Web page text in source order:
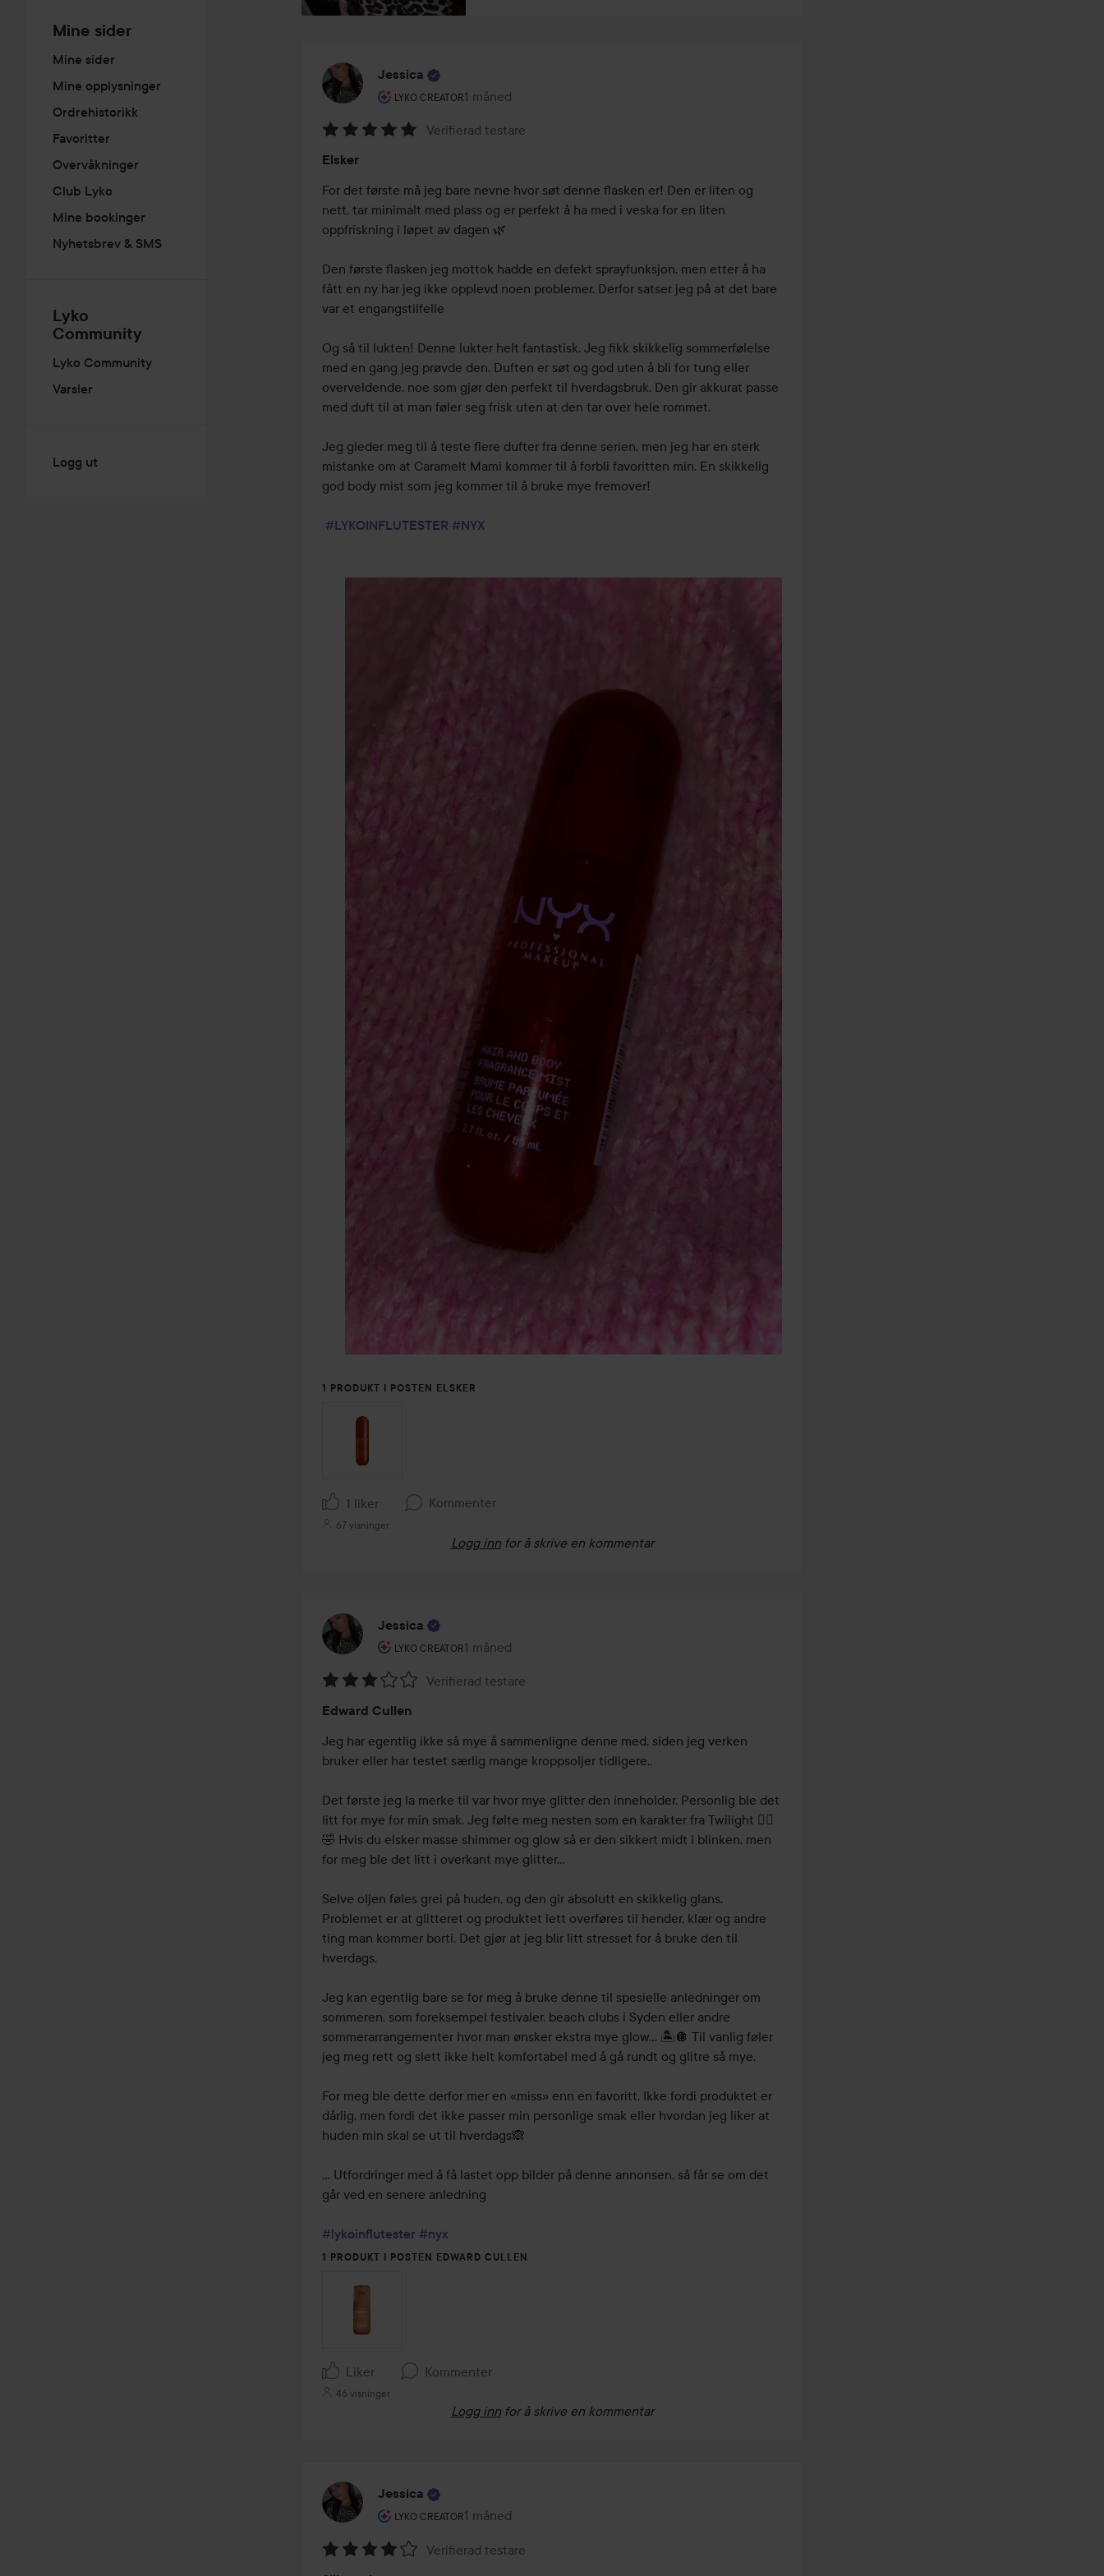
Mine sider
Mine sider
Mine opplysninger
Ordrehistorikk
Favoritter
Overvåkninger
Club Lyko
Mine bookinger
Nyhetsbrev & SMS
Lyko
Community
Lyko Community
Varsler
Logg ut
Jessica
LYKO CREATOR
Brukerens rolle: Lyko Creator.
1 måned
Innlegget ble opprettet 1 måned
5
av
5
Verifierad testare
Elsker
For det første må jeg bare nevne hvor søt denne flasken er! Den er liten og
nett, tar minimalt med plass og er perfekt å ha med i veska for en liten
oppfriskning i løpet av dagen 🌿
Den første flasken jeg mottok hadde en defekt sprayfunksjon, men etter å ha
fått en ny har jeg ikke opplevd noen problemer. Derfor satser jeg på at det bare
var et engangstilfelle
Og så til lukten! Denne lukter helt fantastisk. Jeg fikk skikkelig sommerfølelse
med en gang jeg prøvde den. Duften er søt og god uten å bli for tung eller
overveldende, noe som gjør den perfekt til hverdagsbruk. Den gir akkurat passe
med duft til at man føler seg frisk uten at den tar over hele rommet.
Jeg gleder meg til å teste flere dufter fra denne serien, men jeg har en sterk
mistanke om at Caramelt Mami kommer til å forbli favoritten min. En skikkelig
god body mist som jeg kommer til å bruke mye fremover!
#LYKOINFLUTESTER #NYX
1 PRODUKT I POSTEN ELSKER
1 liker Kommenter
67 visninger
Logg inn for å skrive en kommentar
Jessica
LYKO CREATOR
Brukerens rolle: Lyko Creator.
1 måned
Innlegget ble opprettet 1 måned
3
av
5
Verifierad testare
Edward Cullen
Jeg har egentlig ikke så mye å sammenligne denne med, siden jeg verken
bruker eller har testet særlig mange kroppsoljer tidligere..
Det første jeg la merke til var hvor mye glitter den inneholder. Personlig ble det
litt for mye for min smak. Jeg følte meg nesten som en karakter fra Twilight 🧛‍♀️
🤣 Hvis du elsker masse shimmer og glow så er den sikkert midt i blinken, men
for meg ble det litt i overkant mye glitter…
Selve oljen føles grei på huden, og den gir absolutt en skikkelig glans.
Problemet er at glitteret og produktet lett overføres til hender, klær og andre
ting man kommer borti. Det gjør at jeg blir litt stresset for å bruke den til
hverdags.
Jeg kan egentlig bare se for meg å bruke denne til spesielle anledninger om
sommeren, som foreksempel festivaler, beach clubs i Syden eller andre
sommerarrangementer hvor man ønsker ekstra mye glow… 🏝️🪩 Til vanlig føler
jeg meg rett og slett ikke helt komfortabel med å gå rundt og glitre så mye.
For meg ble dette derfor mer en «miss» enn en favoritt. Ikke fordi produktet er
dårlig, men fordi det ikke passer min personlige smak eller hvordan jeg liker at
huden min skal se ut til hverdags🙈
… Utfordringer med å få lastet opp bilder på denne annonsen, så får se om det
går ved en senere anledning
#lykoinflutester #nyx
1 PRODUKT I POSTEN EDWARD CULLEN
Liker Kommenter
46 visninger
Logg inn for å skrive en kommentar
Jessica
LYKO CREATOR
Brukerens rolle: Lyko Creator.
1 måned
Innlegget ble opprettet 1 måned
Verifierad testare